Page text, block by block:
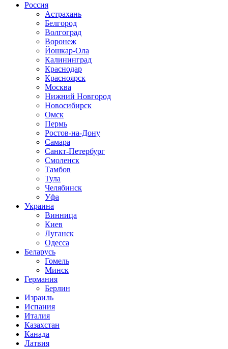
Россия
Астрахань
Белгород
Волгоград
Воронеж
Йошкар-Ола
Калининград
Краснодар
Красноярск
Москва
Нижний Новгород
Новосибирск
Омск
Пермь
Ростов-на-Дону
Самара
Санкт-Петербург
Смоленск
Тамбов
Тула
Челябинск
Уфа
Украина
Винница
Киев
Луганск
Одесса
Беларусь
Гомель
Минск
Германия
Берлин
Израиль
Испания
Италия
Казахстан
Канада
Латвия